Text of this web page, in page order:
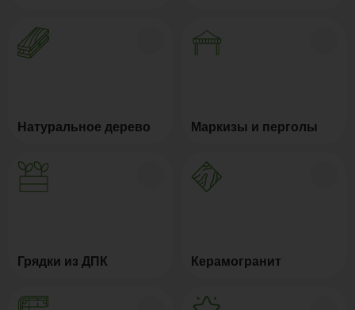
Натуральное дерево Маркизы и перголы
Грядки из ДПК Керамогранит